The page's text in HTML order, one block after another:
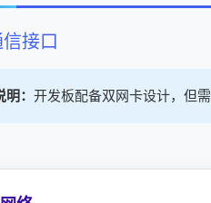
接口
： 开发板配备双网卡设计，但